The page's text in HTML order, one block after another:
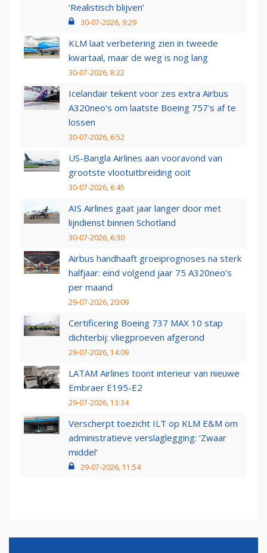
‘Realistisch blijven’
30-07-2026, 9:29
KLM laat verbetering zien in tweede
kwartaal, maar de weg is nog lang
30-07-2026, 8:22
Icelandair tekent voor zes extra Airbus
A320neo's om laatste Boeing 757's af te
lossen
30-07-2026, 6:52
US-Bangla Airlines aan vooravond van
grootste vlootuitbreiding ooit
30-07-2026, 6:45
AIS Airlines gaat jaar langer door met
lijndienst binnen Schotland
30-07-2026, 6:30
Airbus handhaaft groeiprognoses na sterk
halfjaar: eind volgend jaar 75 A320neo’s
per maand
29-07-2026, 20:09
Certificering Boeing 737 MAX 10 stap
dichterbij: vliegproeven afgerond
29-07-2026, 14:09
LATAM Airlines toont interieur van nieuwe
Embraer E195-E2
29-07-2026, 13:34
Verscherpt toezicht ILT op KLM E&M om
administratieve verslaglegging: ‘Zwaar
middel’
29-07-2026, 11:54